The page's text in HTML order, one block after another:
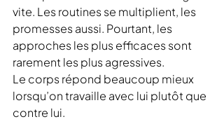
vite. Les routines se multiplient, les
promesses aussi. Pourtant, les
approches les plus efficaces sont
rarement les plus agressives.
Le corps répond beaucoup mieux
lorsqu’on travaille avec lui plutôt que
contre lui.